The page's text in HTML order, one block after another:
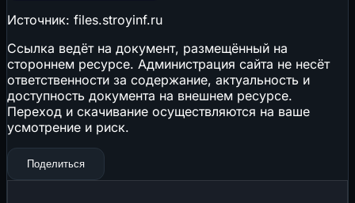
Источник: files.stroyinf.ru
Ссылка ведёт на документ, размещённый на
стороннем ресурсе. Администрация сайта не несёт
ответственности за содержание, актуальность и
доступность документа на внешнем ресурсе.
Переход и скачивание осуществляются на ваше
усмотрение и риск.
Поделиться